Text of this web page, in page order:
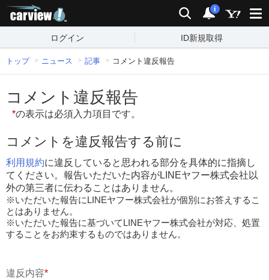
検索 通知
i
ログイン ID新規取得
トップ ニュース 記事 コメント違反報告
コメント違反報告
*の表示は必須入力項目です。
コメントを違反報告する前に
利用規約に違反していると思われる部分を具体的に指摘し
てください。報告いただいた内容がLINEヤフー株式会社以
外の第三者に伝わることはありません。
※いただいた報告にLINEヤフー株式会社が個別にお答えするこ
とはありません。
※いただいた報告に基づいてLINEヤフー株式会社が対応、処置
することをお約束するものではありません。
違反内容*